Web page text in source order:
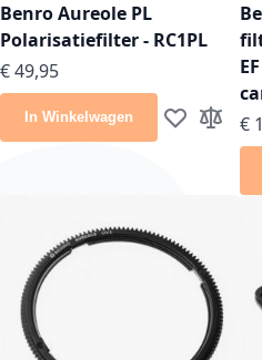
Benro Aureole PL
Polarisatiefilter - RC1PL
€ 49,95
In Winkelwagen Voeg toe €